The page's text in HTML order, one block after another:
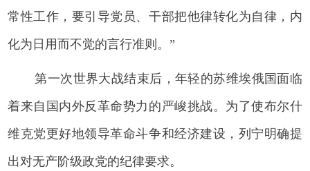
常性工作，要引导党员、干部把他律转化为自律，内
化为日用而不觉的言行准则。”
第一次世界大战结束后，年轻的苏维埃俄国面临
着来自国内外反革命势力的严峻挑战。为了使布尔什
维克党更好地领导革命斗争和经济建设，列宁明确提
出对无产阶级政党的纪律要求。